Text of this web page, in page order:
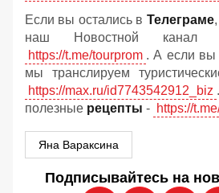
Если вы остались в Телеграме
наш Новостной
https://t.me/tourprom . А если
мы транслируем
https://max.ru/id7743542912_biz
полезные рецепты - https://
Яна Вараксина
Подписывайтесь на